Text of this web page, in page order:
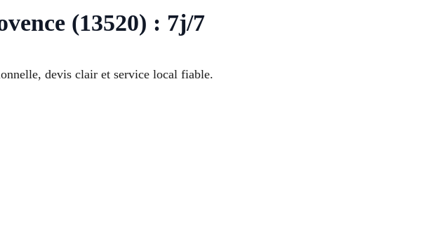
(13520) : 7j/7
devis clair et service local fiable.